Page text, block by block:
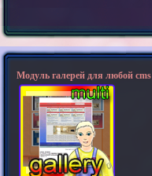
Модуль галерей для любой cms